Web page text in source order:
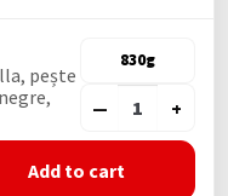
pește
830g
— +
Add to cart